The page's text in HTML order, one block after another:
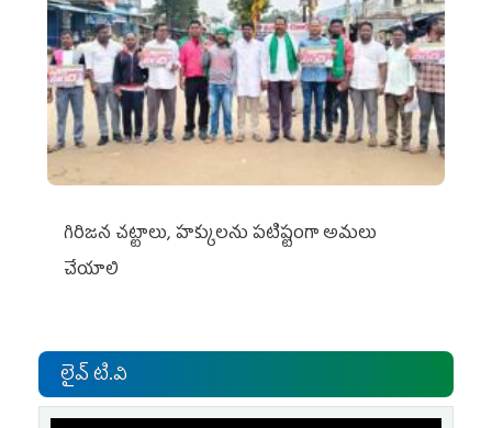
గిరిజన చట్టాలు, హక్కులను పటిష్టంగా అమలు
చేయాలి
లైవ్ టి.వి